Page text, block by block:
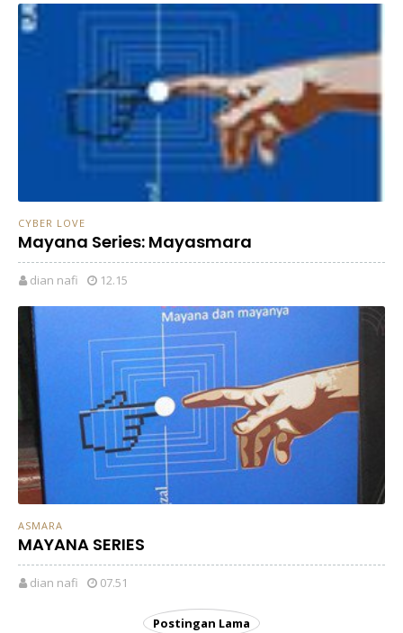
CYBER LOVE
Mayana Series: Mayasmara
dian nafi 12.15
ASMARA
MAYANA SERIES
dian nafi 07.51
Postingan Lama